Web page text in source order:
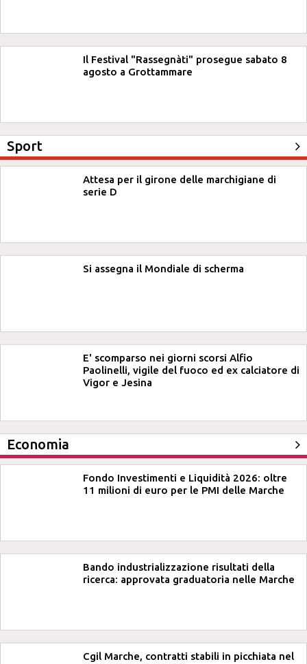
Il Festival "Rassegnàti" prosegue sabato 8
agosto a Grottammare
Sport
Attesa per il girone delle marchigiane di
serie D
Si assegna il Mondiale di scherma
E' scomparso nei giorni scorsi Alfio
Paolinelli, vigile del fuoco ed ex calciatore di
Vigor e Jesina
Economia
Fondo Investimenti e Liquidità 2026: oltre
11 milioni di euro per le PMI delle Marche
Bando industrializzazione risultati della
ricerca: approvata graduatoria nelle Marche
Cgil Marche, contratti stabili in picchiata nel